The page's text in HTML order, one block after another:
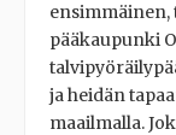
ensimmäinen,
pääkaupunki
ja heidän
maailmalla.